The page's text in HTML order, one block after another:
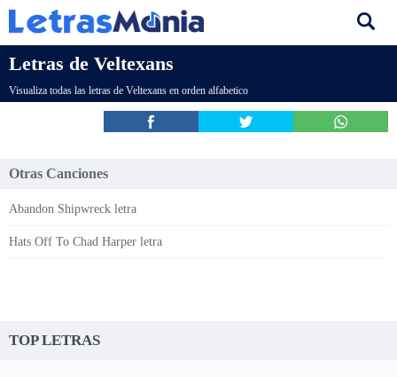
Letras de Veltexans
Visualiza todas las letras de Veltexans en orden alfabetico
Otras Canciones
Abandon Shipwreck letra
Hats Off To Chad Harper letra
TOP LETRAS